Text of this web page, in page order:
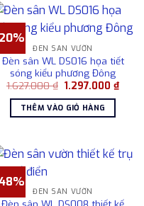
₫.
ĐÈN SÂN VƯỜN
Đèn sân WL DS016 họa tiết
sóng kiểu phương Đông
1.627.000₫ Giá
là:
1.627.000 ₫.
1.297.000₫Giá
hiện
THÊM VÀO GIỎ HÀNG
ĐÈN SÂN VƯỜN